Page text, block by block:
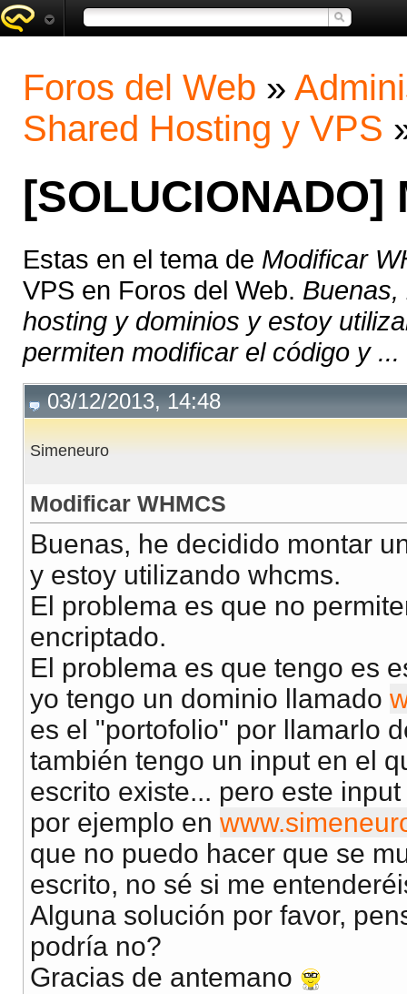
Foros del Web »
Shared Hosting y VPS
Estas en el tema de Modificar
VPS en Foros del Web. Buenas,
hosting y dominios y estoy
permiten modificar el código y ...
03/12/2013, 14:48
Simeneuro
Modificar WHMCS
Buenas, he decidido montar
y estoy utilizando whcms.
El problema es que no
encriptado.
El problema es que tengo es
yo tengo un dominio llamado
es el "portofolio" por llamarlo
también tengo un input en el
escrito existe... pero este
por ejemplo en
que no puedo hacer que se
escrito, no sé si me
Alguna solución por favor,
podría no?
Gracias de antemano